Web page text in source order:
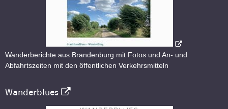
Wanderberichte aus Brandenburg mit Fotos und An- und
Abfahrtszeiten mit den öffentlichen Verkehrsmitteln
Wanderblues